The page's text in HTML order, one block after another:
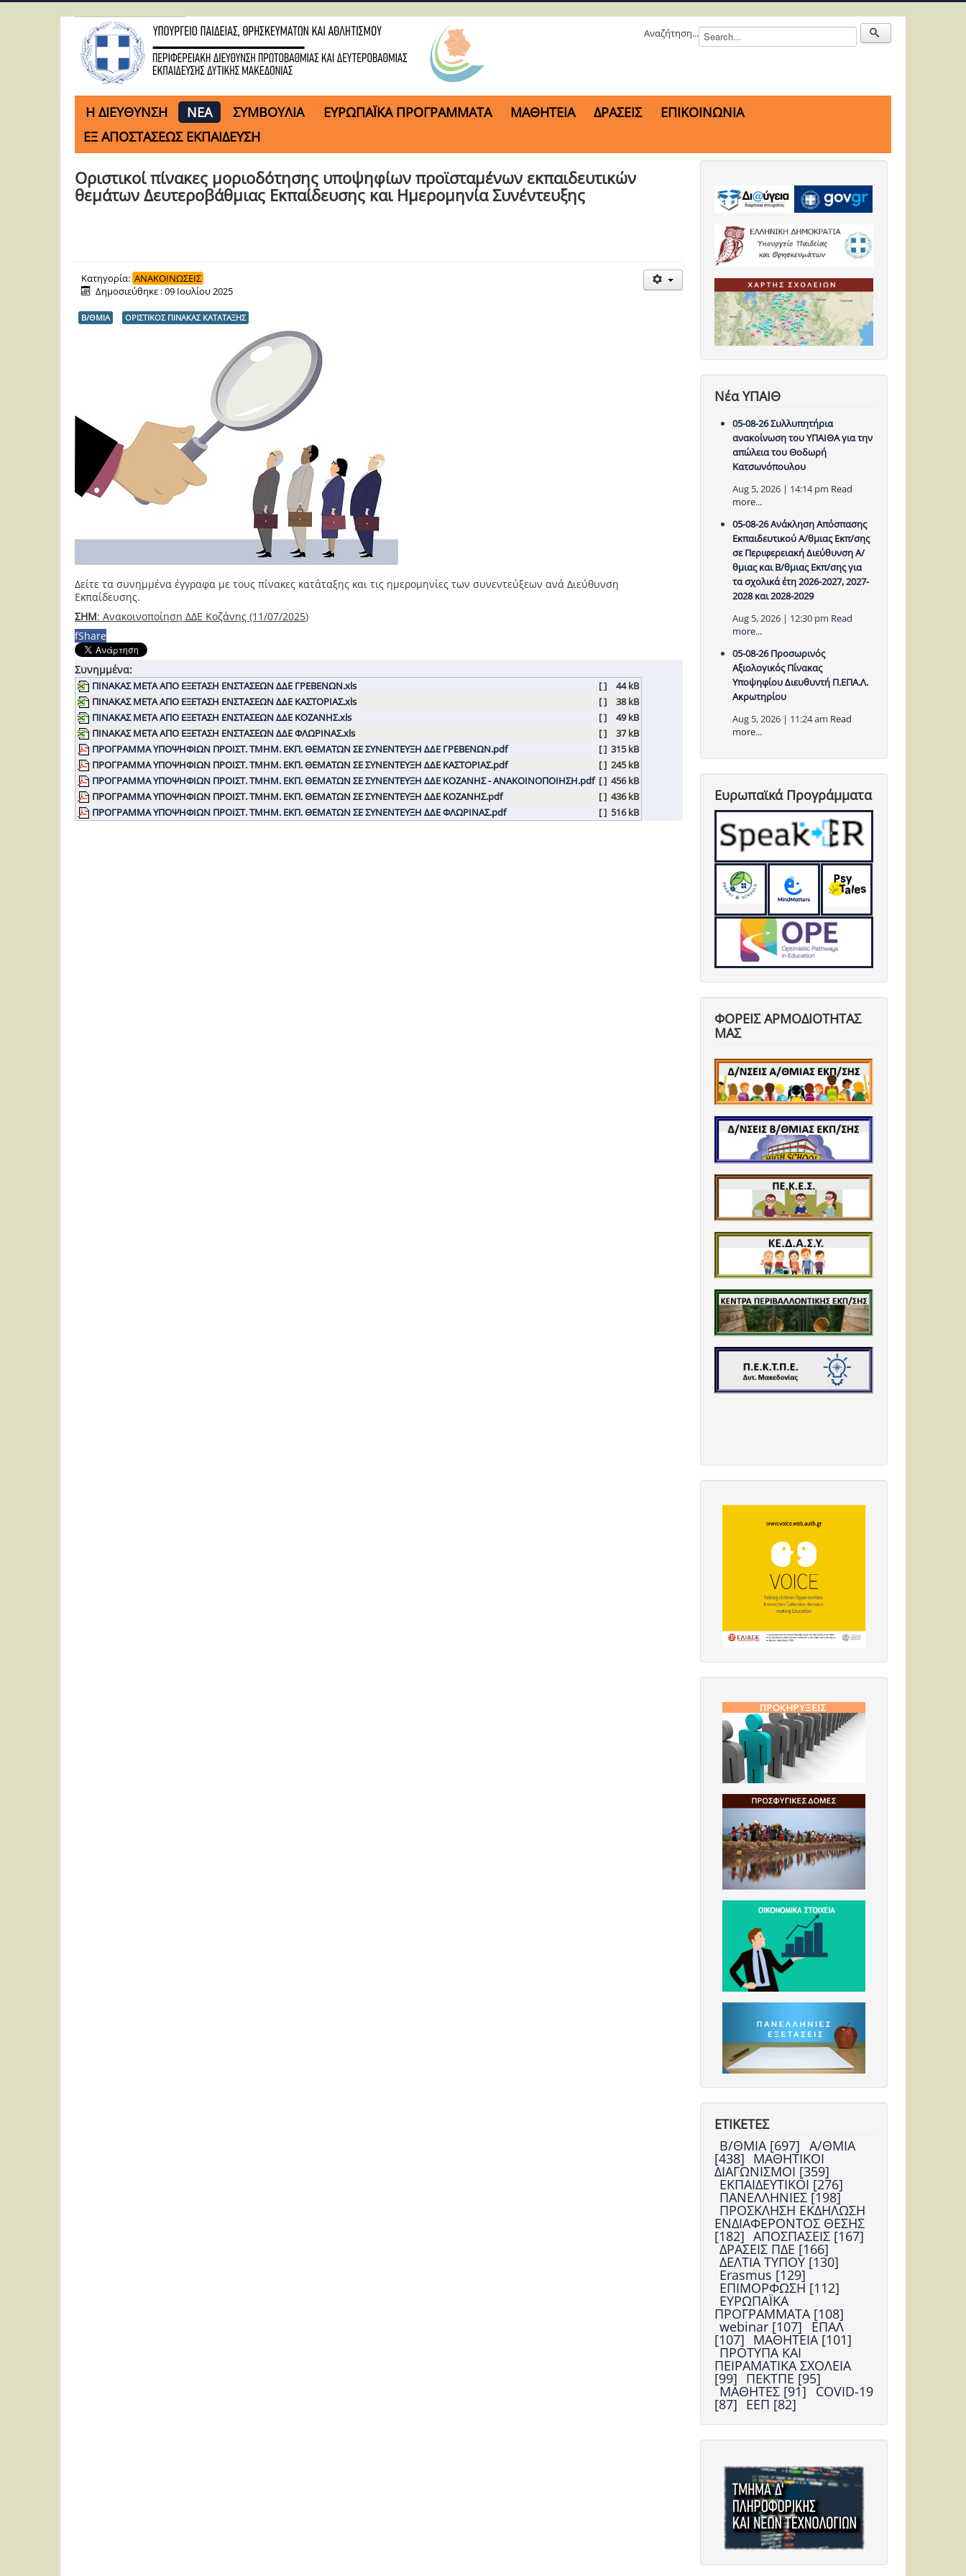
Αναζήτηση...
H ΔΙΕΥΘΥΝΣΗ ΝΕΑ ΣΥΜΒΟΥΛΙΑ ΕΥΡΩΠΑΪΚΑ ΠΡΟΓΡΑΜΜΑΤΑ ΜΑΘΗΤΕΙΑ ΔΡΑΣΕΙΣ
ΕΠΙΚΟΙΝΩΝΙΑ
ΕΞ ΑΠΟΣΤΑΣΕΩΣ ΕΚΠΑΙΔΕΥΣΗ
Οριστικοί πίνακες μοριοδότησης υποψηφίων προϊσταμένων εκπαιδευτικών
θεμάτων Δευτεροβάθμιας Εκπαίδευσης και Ημερομηνία Συνέντευξης
Κατηγορία: ΑΝΑΚΟΙΝΩΣΕΙΣ
Δημοσιεύθηκε : 09 Ιουλίου 2025
Β/ΘΜΙΑ ΟΡΙΣΤΙΚΟΣ ΠΙΝΑΚΑΣ ΚΑΤΑΤΑΞΗΣ
Δείτε τα συνημμένα έγγραφα με τους πίνακες κατάταξης και τις ημερομηνίες των συνεντεύξεων ανά Διεύθυνση
Εκπαίδευσης.
ΣΗΜ: Ανακοινοποίηση ΔΔΕ Κοζάνης (11/07/2025)
fShare
Συνημμένα:
ΠΙΝΑΚΑΣ ΜΕΤΑ ΑΠΟ ΕΞΕΤΑΣΗ ΕΝΣΤΑΣΕΩΝ ΔΔΕ ΓΡΕΒΕΝΩΝ.xls [ ]
44 kB
ΠΙΝΑΚΑΣ ΜΕΤΑ ΑΠΟ ΕΞΕΤΑΣΗ ΕΝΣΤΑΣΕΩΝ ΔΔΕ ΚΑΣΤΟΡΙΑΣ.xls
[ ]
38 kB
ΠΙΝΑΚΑΣ ΜΕΤΑ ΑΠΟ ΕΞΕΤΑΣΗ ΕΝΣΤΑΣΕΩΝ ΔΔΕ ΚΟΖΑΝΗΣ.xls
[ ]
49 kB
ΠΙΝΑΚΑΣ ΜΕΤΑ ΑΠΟ ΕΞΕΤΑΣΗ ΕΝΣΤΑΣΕΩΝ ΔΔΕ ΦΛΩΡΙΝΑΣ.xls
[ ]
37 kB
ΠΡΟΓΡΑΜΜΑ ΥΠΟΨΗΦΙΩΝ ΠΡΟΙΣΤ. ΤΜΗΜ. ΕΚΠ. ΘΕΜΑΤΩΝ ΣΕ ΣΥΝΕΝΤΕΥΞΗ ΔΔΕ ΓΡΕΒΕΝΩΝ.pdf
[ ] 315 kB
ΠΡΟΓΡΑΜΜΑ ΥΠΟΨΗΦΙΩΝ ΠΡΟΙΣΤ. ΤΜΗΜ. ΕΚΠ. ΘΕΜΑΤΩΝ ΣΕ ΣΥΝΕΝΤΕΥΞΗ ΔΔΕ ΚΑΣΤΟΡΙΑΣ.pdf
[ ] 245 kB
ΠΡΟΓΡΑΜΜΑ ΥΠΟΨΗΦΙΩΝ ΠΡΟΙΣΤ. ΤΜΗΜ. ΕΚΠ. ΘΕΜΑΤΩΝ ΣΕ ΣΥΝΕΝΤΕΥΞΗ ΔΔΕ ΚΟΖΑΝΗΣ - ΑΝΑΚΟΙΝΟΠΟΙΗΣΗ.pdf [ ] 456 kB
ΠΡΟΓΡΑΜΜΑ ΥΠΟΨΗΦΙΩΝ ΠΡΟΙΣΤ. ΤΜΗΜ. ΕΚΠ. ΘΕΜΑΤΩΝ ΣΕ ΣΥΝΕΝΤΕΥΞΗ ΔΔΕ ΚΟΖΑΝΗΣ.pdf
[ ] 436 kB
ΠΡΟΓΡΑΜΜΑ ΥΠΟΨΗΦΙΩΝ ΠΡΟΙΣΤ. ΤΜΗΜ. ΕΚΠ. ΘΕΜΑΤΩΝ ΣΕ ΣΥΝΕΝΤΕΥΞΗ ΔΔΕ ΦΛΩΡΙΝΑΣ.pdf
[ ] 516 kB
Νέα ΥΠΑΙΘ
05-08-26 Συλλυπητήρια
ανακοίνωση του ΥΠΑΙΘΑ για την
απώλεια του Θοδωρή
Κατσωνόπουλου
Aug 5, 2026 | 14:14 pm Read
more...
05-08-26 Ανάκληση Απόσπασης
Εκπαιδευτικού Α/θμιας Εκπ/σης
σε Περιφερειακή Διεύθυνση Α/
θμιας και Β/θμιας Εκπ/σης για
τα σχολικά έτη 2026-2027, 2027-
2028 και 2028-2029
Aug 5, 2026 | 12:30 pm Read
more...
05-08-26 Προσωρινός
Αξιολογικός Πίνακας
Υποψηφίου Διευθυντή Π.ΕΠΑ.Λ.
Ακρωτηρίου
Aug 5, 2026 | 11:24 am Read
more...
Ευρωπαϊκά Προγράμματα
ΦΟΡΕΙΣ ΑΡΜΟΔΙΟΤΗΤΑΣ
ΜΑΣ
ΕΤΙΚΕΤΕΣ
Β/ΘΜΙΑ [697] Α/ΘΜΙΑ
[438] ΜΑΘΗΤΙΚΟΙ
ΔΙΑΓΩΝΙΣΜΟΙ [359]
ΕΚΠΑΙΔΕΥΤΙΚΟΙ [276]
ΠΑΝΕΛΛΗΝΙΕΣ [198]
ΠΡΟΣΚΛΗΣΗ ΕΚΔΗΛΩΣΗ
ΕΝΔΙΑΦΕΡΟΝΤΟΣ ΘΕΣΗΣ
[182] ΑΠΟΣΠΑΣΕΙΣ [167]
ΔΡΑΣΕΙΣ ΠΔΕ [166]
ΔΕΛΤΙΑ ΤΥΠΟΥ [130]
Erasmus [129]
ΕΠΙΜΟΡΦΩΣΗ [112]
ΕΥΡΩΠΑΪΚΑ
ΠΡΟΓΡΑΜΜΑΤΑ [108]
webinar [107] ΕΠΑΛ
[107] ΜΑΘΗΤΕΙΑ [101]
ΠΡΟΤΥΠΑ ΚΑΙ
ΠΕΙΡΑΜΑΤΙΚΑ ΣΧΟΛΕΙΑ
[99] ΠΕΚΤΠΕ [95]
ΜΑΘΗΤΕΣ [91] COVID-19
[87] ΕΕΠ [82]